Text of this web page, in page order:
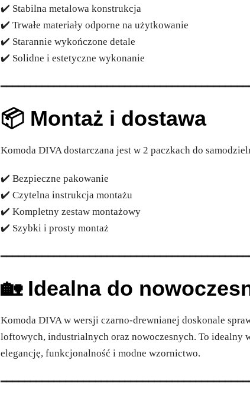
✔️ Stabilna metalowa konstrukcja
✔️ Trwałe materiały odporne na użytkowanie
✔️ Starannie wykończone detale
✔️ Solidne i estetyczne wykonanie
📦 Montaż i dostawa
Komoda DIVA dostarczana jest w 2 paczkach do
✔️ Bezpieczne pakowanie
✔️ Czytelna instrukcja montażu
✔️ Kompletny zestaw montażowy
✔️ Szybki i prosty montaż
🏡 Idealna do
Komoda DIVA w wersji czarno-drewnianej doskonale
loftowych, industrialnych oraz nowoczesnych. To idealny
elegancję, funkcjonalność i modne wzornictwo.